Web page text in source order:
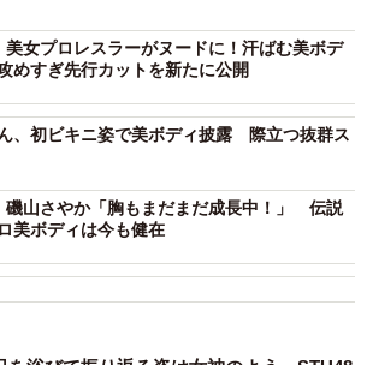
ョットなども投稿しています。
美女プロレスラーがヌードに！汗ばむ美ボデ
めすぎ先行カットを新たに公開
、初ビキニ姿で美ボディ披露 際立つ抜群ス
磯山さやか「胸もまだまだ成長中！」 伝説
美ボディは今も健在